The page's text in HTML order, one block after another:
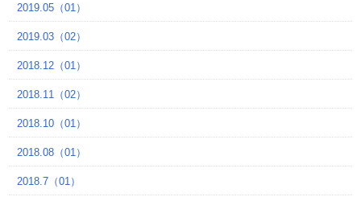
2019.05（01）
2019.03（02）
2018.12（01）
2018.11（02）
2018.10（01）
2018.08（01）
2018.7（01）